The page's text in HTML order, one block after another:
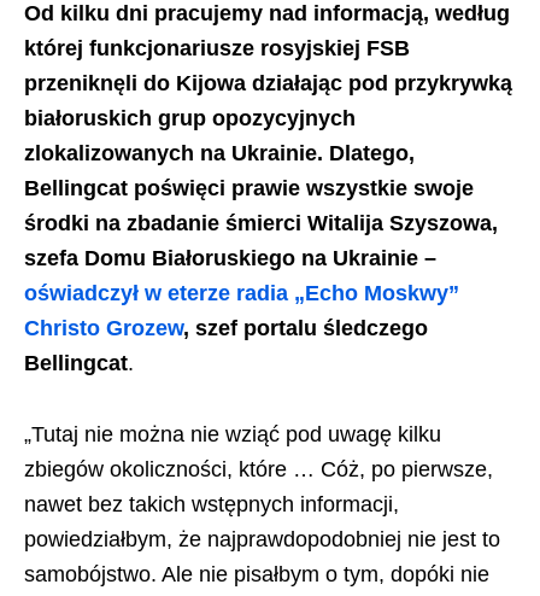
Od kilku dni pracujemy nad informacją, według
której funkcjonariusze rosyjskiej FSB
przeniknęli do Kijowa działając pod przykrywką
białoruskich grup opozycyjnych
zlokalizowanych na Ukrainie. Dlatego,
Bellingcat poświęci prawie wszystkie swoje
środki na zbadanie śmierci Witalija Szyszowa,
szefa Domu Białoruskiego na Ukrainie –
oświadczył w eterze radia „Echo Moskwy”
Christo Grozew, szef portalu śledczego
Bellingcat.
„Tutaj nie można nie wziąć pod uwagę kilku
zbiegów okoliczności, które … Cóż, po pierwsze,
nawet bez takich wstępnych informacji,
powiedziałbym, że najprawdopodobniej nie jest to
samobójstwo. Ale nie pisałbym o tym, dopóki nie